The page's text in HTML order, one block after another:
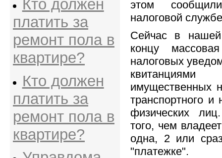
Кто должен
платить за
ремонт пола в
квартире?
Кто должен
платить за
ремонт пола в
квартире?
этом
налоговой
Сейчас в
концу
налоговых
имущественных
транспортного
физических
того, чем
одна, 2 или
"платежке".